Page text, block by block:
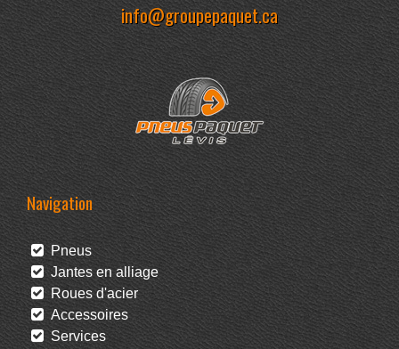
info@groupepaquet.ca
Navigation
Pneus
Jantes en alliage
Roues d'acier
Accessoires
Services